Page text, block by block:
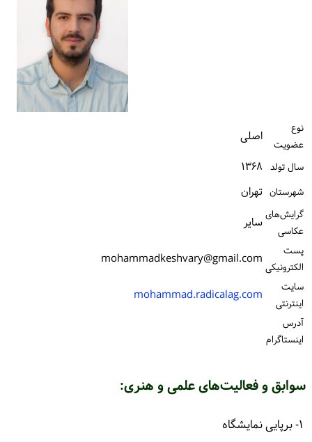
نوع
عضویت
اصلی
سال تولد ۱۳۶۸
شهرستان تهران
گرایش‌های
عکاسی
سایر
پست
الكترونیكی mohammadkeshvary@gmail.com
سایت
اینترنتی
mohammad.radicalag.com
آدرس
اینستاگرام
سوابق و فعالیت‌های علمی و هنری:
۱- برپایی نمایشگاه